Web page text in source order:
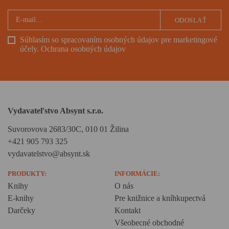
Súhlasím so spracovaním osobných údajov pre marketingové
účely. Ochrana osobných údajov
ODOSLAŤ
Vydavateľstvo Absynt s.r.o.
Suvorovova 2683/30C, 010 01 Žilina
+421 905 793 325
vydavatelstvo@absynt.sk
PRODUKTY:
Knihy
E-knihy
Darčeky
INFORMÁCIE:
O nás
Pre knižnice a kníhkupectvá
Kontakt
Všeobecné obchodné